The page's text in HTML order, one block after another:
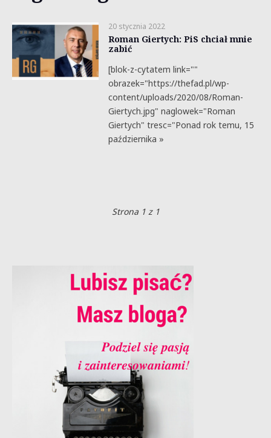
20 stycznia 2022
Roman Giertych: PiS chciał mnie
zabić
[blok-z-cytatem link=""
obrazek="https://thefad.pl/wp-
content/uploads/2020/08/Roman-
Giertych.jpg" naglowek="Roman
Giertych" tresc="Ponad rok temu, 15
października »
Strona 1 z 1